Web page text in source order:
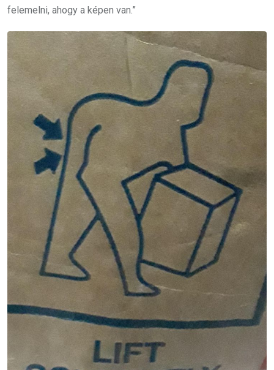
felemelni, ahogy a képen van.”